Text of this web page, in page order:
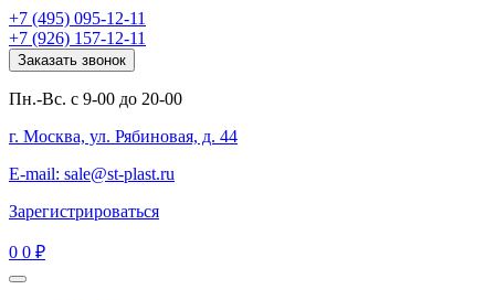
+7 (495) 095-12-11
+7 (926) 157-12-11
Заказать звонок
Пн.-Вс. с 9-00 до 20-00
г. Москва, ул. Рябиновая, д. 44
E-mail: sale@st-plast.ru
Зарегистрироваться
0 0 ₽